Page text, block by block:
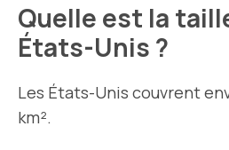
Quelle est la
États-Unis ?
Les États-Unis couvrent
km².